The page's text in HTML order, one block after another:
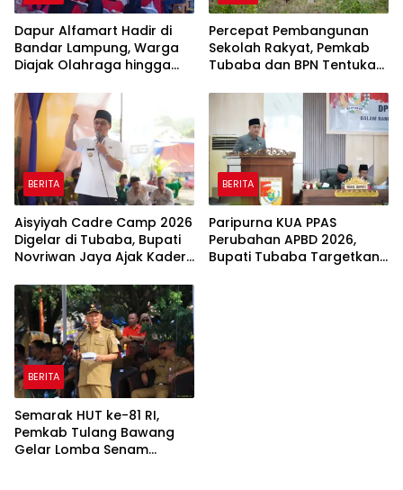
Dapur Alfamart Hadir di
Bandar Lampung, Warga
Diajak Olahraga hingga
Percepat Pembangunan
Sekolah Rakyat, Pemkab
Tubaba dan BPN Tentukan
BERITA
Aisyiyah Cadre Camp 2026
Digelar di Tubaba, Bupati
Novriwan Jaya Ajak Kader
Pembangunan
BERITA
Paripurna KUA PPAS
Perubahan APBD 2026,
Bupati Tubaba Targetkan
BERITA
Semarak HUT ke-81 RI,
Pemkab Tulang Bawang
Gelar Lomba Senam